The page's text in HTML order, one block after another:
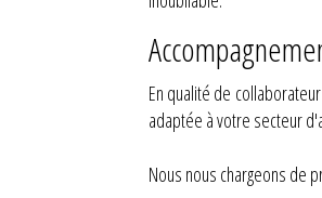
En qualité de
adaptée à votre secteur
Nous nous chargeons de